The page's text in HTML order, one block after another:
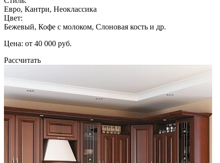
Евро, Кантри, Неоклассика
Цвет:
Бежевый, Кофе с молоком, Слоновая кость и др.
Цена: от 40 000 руб.
Рассчитать